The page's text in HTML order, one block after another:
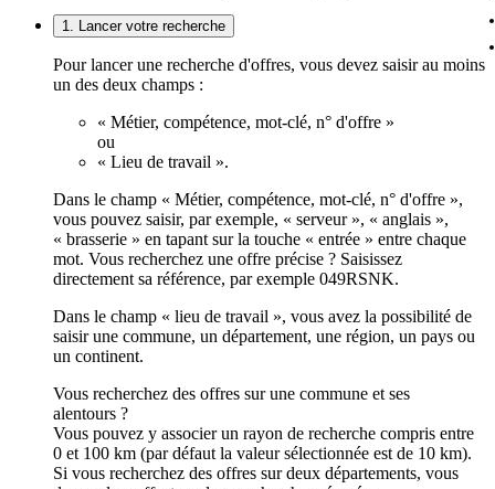
1. Lancer votre recherche
Pour lancer une recherche d'offres, vous devez saisir au moins
un des deux champs :
« Métier, compétence, mot-clé, n° d'offre »
ou
« Lieu de travail ».
Dans le champ « Métier, compétence, mot-clé, n° d'offre »,
vous pouvez saisir, par exemple, « serveur », « anglais »,
« brasserie » en tapant sur la touche « entrée » entre chaque
mot. Vous recherchez une offre précise ? Saisissez
directement sa référence, par exemple 049RSNK.
Dans le champ « lieu de travail », vous avez la possibilité de
saisir une commune, un département, une région, un pays ou
un continent.
Vous recherchez des offres sur une commune et ses
alentours ?
Vous pouvez y associer un rayon de recherche compris entre
0 et 100 km (par défaut la valeur sélectionnée est de 10 km).
Si vous recherchez des offres sur deux départements, vous